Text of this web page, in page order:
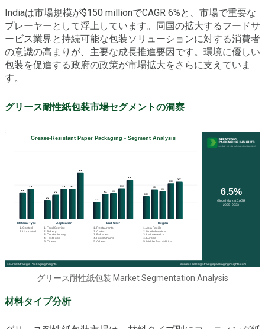
Indiaは市場規模が$150 millionでCAGR 6%と、市場で重要な
プレーヤーとして浮上しています。同国の拡大するフードサ
ービス業界と持続可能な包装ソリューションに対する消費者
の意識の高まりが、主要な成長推進要因です。環境に優しい
包装を促進する政府の政策が市場拡大をさらに支えていま
す。
グリース耐性紙包装市場セグメントの洞察
グリース耐性紙包装 Market Segmentation Analysis
材料タイプ分析